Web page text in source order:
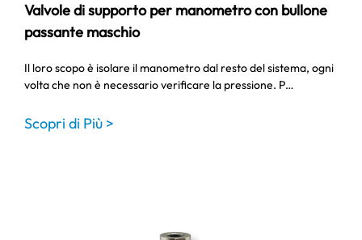
Valvole di supporto per manometro con bullone
passante maschio
Il loro scopo è isolare il manometro dal resto del sistema, ogni
volta che non è necessario verificare la pressione. P…
Scopri di Più >